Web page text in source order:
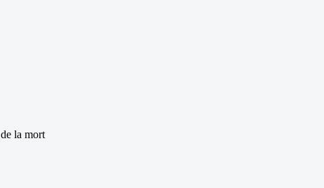
la mort